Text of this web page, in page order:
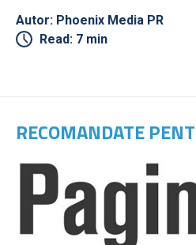
Autor: Phoenix Media PR
Read: 7 min
RECOMANDATE